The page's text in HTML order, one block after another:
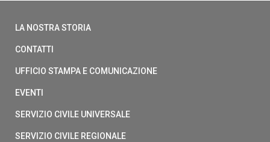
LA NOSTRA STORIA
CONTATTI
UFFICIO STAMPA E COMUNICAZIONE
EVENTI
SERVIZIO CIVILE UNIVERSALE
SERVIZIO CIVILE REGIONALE